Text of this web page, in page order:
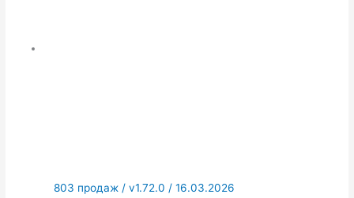
803 продаж / v1.72.0 / 16.03.2026